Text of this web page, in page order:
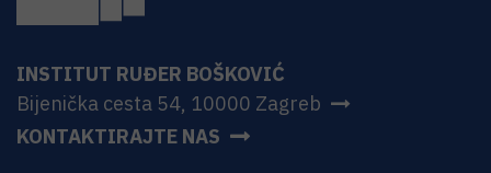
INSTITUT RUĐER BOŠKOVIĆ
Bijenička cesta 54, 10000 Zagreb
KONTAKTIRAJTE NAS